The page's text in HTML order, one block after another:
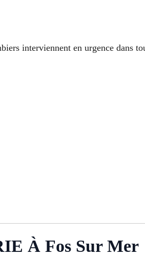
interviennent en urgence dans
À Fos Sur Mer